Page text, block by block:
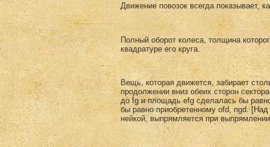
Движение повозок всегда показывает,
Полный оборот колеса, толщина
квадратуре его круга.
Вещь, которая движется, забирает
продолжении вниз обеих сторон
до fg и площадь efg сделалась бы
бы равно приоб­ретенному ofd, ngd.
нейкой, выпрямляется при